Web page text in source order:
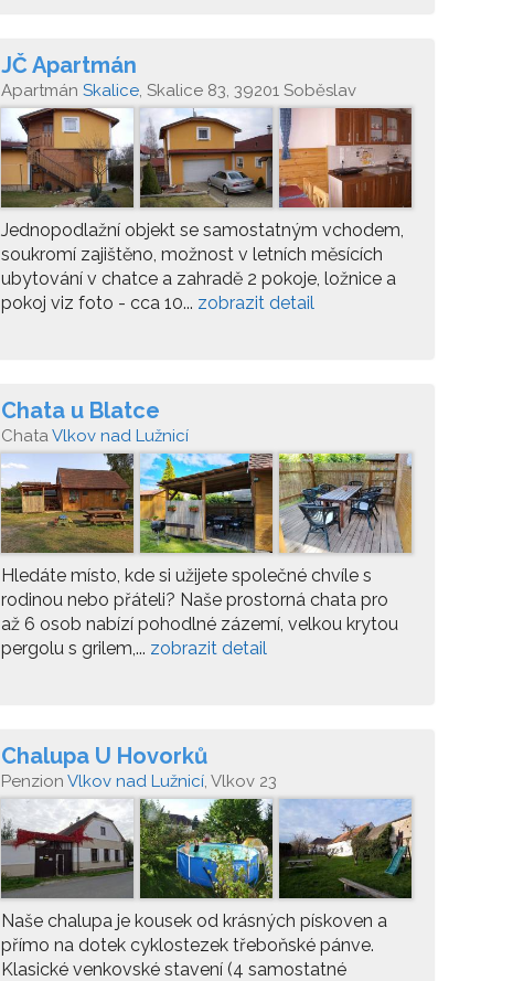
JČ Apartmán
Apartmán Skalice, Skalice 83, 39201 Soběslav
Jednopodlažní objekt se samostatným vchodem,
soukromí zajištěno, možnost v letních měsících
ubytování v chatce a zahradě 2 pokoje, ložnice a
pokoj viz foto - cca 10... zobrazit detail
Chata u Blatce
ChataVlkov nad Lužnicí
Hledáte místo, kde si užijete společné chvíle s
rodinou nebo přáteli? Naše prostorná chata pro
až 6 osob nabízí pohodlné zázemí, velkou krytou
pergolu s grilem,... zobrazit detail
Chalupa U Hovorků
Penzion Vlkov nad Lužnicí, Vlkov 23
Naše chalupa je kousek od krásných pískoven a
přímo na dotek cyklostezek třeboňské pánve.
Klasické venkovské stavení (4 samostatné